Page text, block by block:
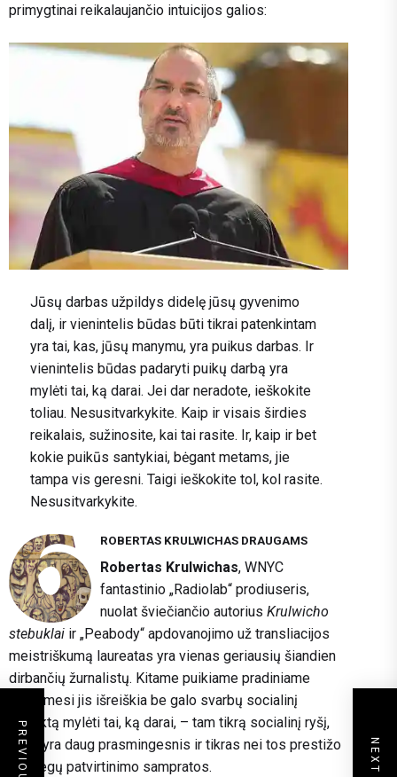
primygtinai reikalaujančio intuicijos galios:
Jūsų darbas užpildys didelę jūsų gyvenimo
dalį, ir vienintelis būdas būti tikrai patenkintam
yra tai, kas, jūsų manymu, yra puikus darbas. Ir
vienintelis būdas padaryti puikų darbą yra
mylėti tai, ką darai. Jei dar neradote, ieškokite
toliau. Nesusitvarkykite. Kaip ir visais širdies
reikalais, sužinosite, kai tai rasite. Ir, kaip ir bet
kokie puikūs santykiai, bėgant metams, jie
tampa vis geresni. Taigi ieškokite tol, kol rasite.
Nesusitvarkykite.
ROBERTAS KRULWICHAS DRAUGAMS
Robertas Krulwichas, WNYC
fantastinio „Radiolab“ prodiuseris,
nuolat šviečiančio autorius Krulwicho
stebuklai ir „Peabody“ apdovanojimo už transliacijos
meistriškumą laureatas yra vienas geriausių šiandien
dirbančių žurnalistų. Kitame puikiame pradiniame
kreipimesi jis išreiškia be galo svarbų socialinį
aspektą mylėti tai, ką darai, – tam tikrą socialinį ryšį,
kuris yra daug prasmingesnis ir tikras nei tos prestižo
ir kolegų patvirtinimo sampratos.